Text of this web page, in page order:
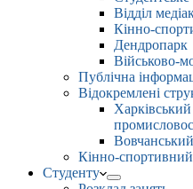
Відділ
Кінно-
Дендропарк
Військово-
Публічна
Відокремлені
Кінно-
Студенту